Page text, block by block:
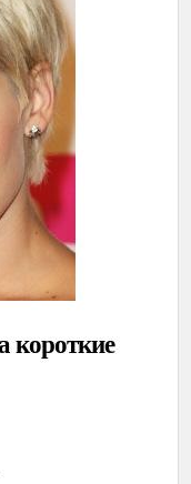
короткие